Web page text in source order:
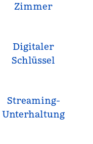
Zimmer
Digitaler
Schlüssel
Streaming-
Unterhaltung